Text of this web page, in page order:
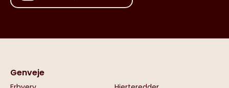
Genveje